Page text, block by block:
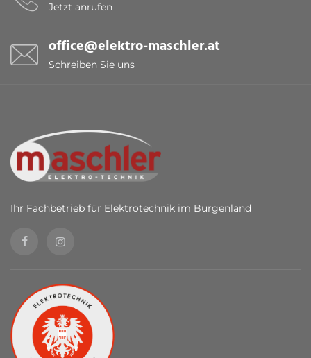
Jetzt anrufen
office@elektro-maschler.at
Schreiben Sie uns
Ihr Fachbetrieb für Elektrotechnik im Burgenland